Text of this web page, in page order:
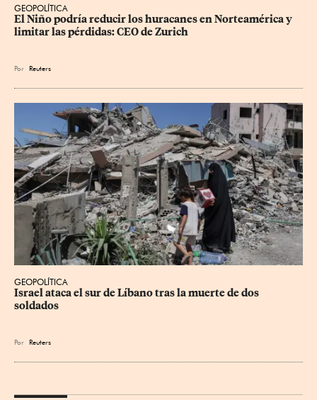
GEOPOLÍTICA
El Niño podría reducir los huracanes en Norteamérica y
limitar las pérdidas: CEO de Zurich
Por Reuters
GEOPOLÍTICA
Israel ataca el sur de Líbano tras la muerte de dos
soldados
Por Reuters